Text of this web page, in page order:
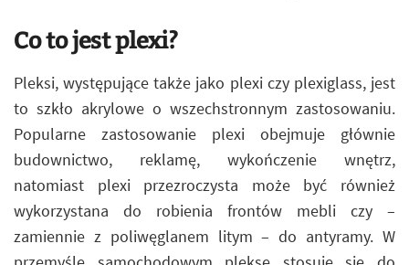
Co to jest plexi?
Pleksi, występujące także jako plexi czy plexiglass, jest
to szkło akrylowe o wszechstronnym zastosowaniu.
Popularne zastosowanie plexi obejmuje głównie
budownictwo, reklamę, wykończenie wnętrz,
natomiast plexi przezroczysta może być również
wykorzystana do robienia frontów mebli czy –
zamiennie z poliwęglanem litym – do antyramy. W